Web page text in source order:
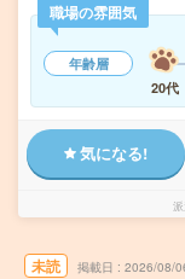
職場の雰囲気
年齢層
20代
気になる!
未読 掲載日 2026/08/